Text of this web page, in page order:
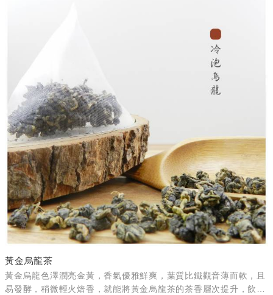
黃金烏龍茶
黃金烏龍色澤潤亮金黃，香氣優雅鮮爽，葉質比鐵觀音薄而軟，且
易發酵，稍微輕火焙香，就能將黃金烏龍茶的茶香層次提升，飲後